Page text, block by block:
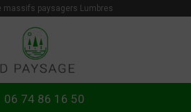
massifs paysagers Lumbres
06 74 86 16 50
cookies